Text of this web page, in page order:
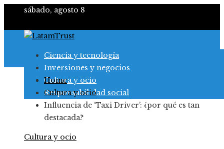
sábado, agosto 8
Ciencia y tecnología
Inversiones y negocios
Cultura y ocio
Responsabilidad social
Home
Cultura y ocio
Influencia de ‘Taxi Driver’: ¿por qué es tan
destacada?
Cultura y ocio